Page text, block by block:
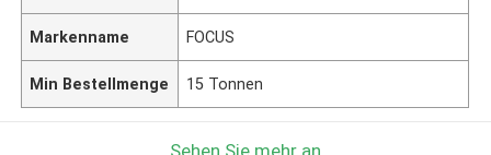
Markenname FOCUS
Min Bestellmenge 15 Tonnen
Sehen Sie mehr an